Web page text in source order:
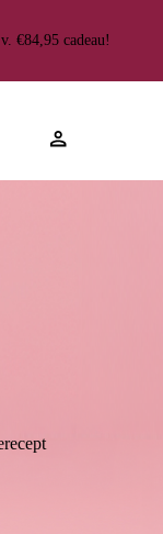
€84,95 cadeau!